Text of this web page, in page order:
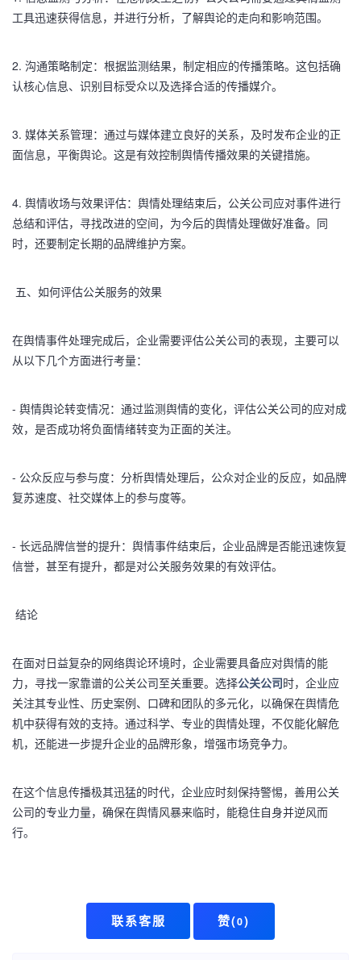
工具迅速获得信息，并进行分析，了解舆论的走向和影响范围。
2. 沟通策略制定：根据监测结果，制定相应的传播策略。这包括确
认核心信息、识别目标受众以及选择合适的传播媒介。
3. 媒体关系管理：通过与媒体建立良好的关系，及时发布企业的正
面信息，平衡舆论。这是有效控制舆情传播效果的关键措施。
4. 舆情收场与效果评估：舆情处理结束后，公关公司应对事件进行
总结和评估，寻找改进的空间，为今后的舆情处理做好准备。同
时，还要制定长期的品牌维护方案。
五、如何评估公关服务的效果
在舆情事件处理完成后，企业需要评估公关公司的表现，主要可以
从以下几个方面进行考量：
- 舆情舆论转变情况：通过监测舆情的变化，评估公关公司的应对成
效，是否成功将负面情绪转变为正面的关注。
- 公众反应与参与度：分析舆情处理后，公众对企业的反应，如品牌
复苏速度、社交媒体上的参与度等。
- 长远品牌信誉的提升：舆情事件结束后，企业品牌是否能迅速恢复
信誉，甚至有提升，都是对公关服务效果的有效评估。
结论
在面对日益复杂的网络舆论环境时，企业需要具备应对舆情的能
力，寻找一家靠谱的公关公司至关重要。选择公关公司时，企业应
关注其专业性、历史案例、口碑和团队的多元化，以确保在舆情危
机中获得有效的支持。通过科学、专业的舆情处理，不仅能化解危
机，还能进一步提升企业的品牌形象，增强市场竞争力。
在这个信息传播极其迅猛的时代，企业应时刻保持警惕，善用公关
公司的专业力量，确保在舆情风暴来临时，能稳住自身并逆风而
行。
联系客服 赞(0)